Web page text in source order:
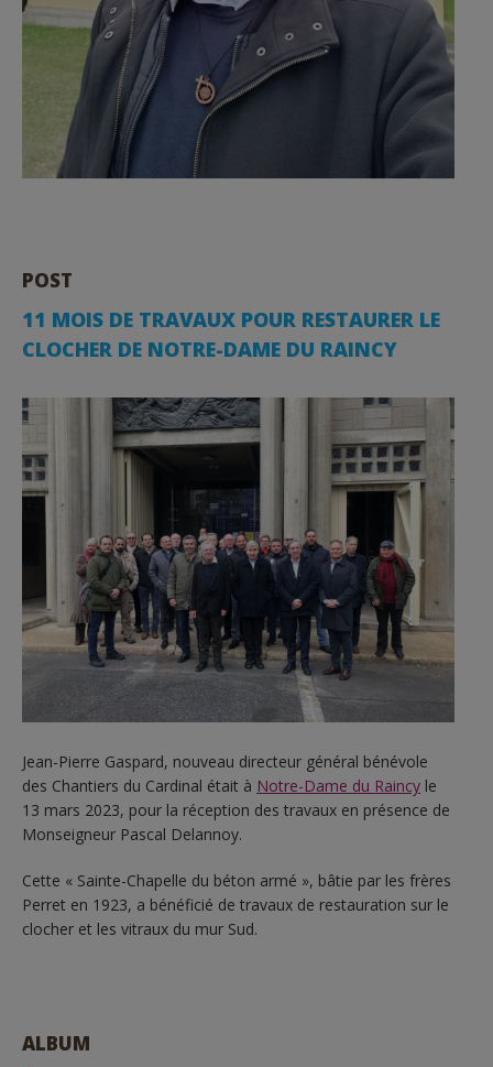
POST
11 MOIS DE TRAVAUX POUR RESTAURER LE
CLOCHER DE NOTRE-DAME DU RAINCY
Jean-Pierre Gaspard, nouveau directeur général bénévole
des Chantiers du Cardinal était à Notre-Dame du Raincy le
13 mars 2023, pour la réception des travaux en présence de
Monseigneur Pascal Delannoy.
Cette « Sainte-Chapelle du béton armé », bâtie par les frères
Perret en 1923, a bénéficié de travaux de restauration sur le
clocher et les vitraux du mur Sud.
ALBUM